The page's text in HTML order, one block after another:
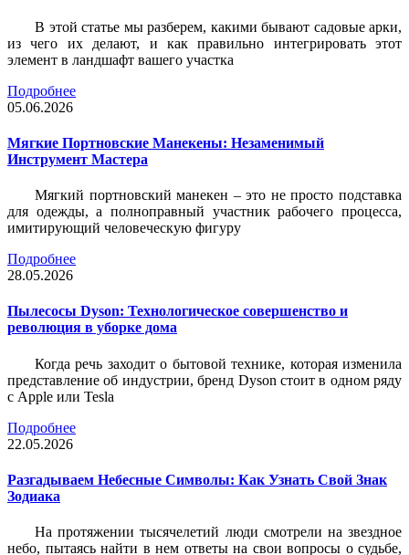
В этой статье мы разберем, какими бывают садовые арки,
из чего их делают, и как правильно интегрировать этот
элемент в ландшафт вашего участка
Подробнее
05.06.2026
Мягкие Портновские Манекены: Незаменимый
Инструмент Мастера
Мягкий портновский манекен – это не просто подставка
для одежды, а полноправный участник рабочего процесса,
имитирующий человеческую фигуру
Подробнее
28.05.2026
Пылесосы Dyson: Технологическое совершенство и
революция в уборке дома
Когда речь заходит о бытовой технике, которая изменила
представление об индустрии, бренд Dyson стоит в одном ряду
с Apple или Tesla
Подробнее
22.05.2026
Разгадываем Небесные Символы: Как Узнать Свой Знак
Зодиака
На протяжении тысячелетий люди смотрели на звездное
небо, пытаясь найти в нем ответы на свои вопросы о судьбе,